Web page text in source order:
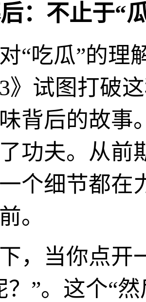
：不止于“
“吃瓜”的理
》试图打破
背后的故事
功夫。从前
个细节都在
。
，当你点开
？”。这个“